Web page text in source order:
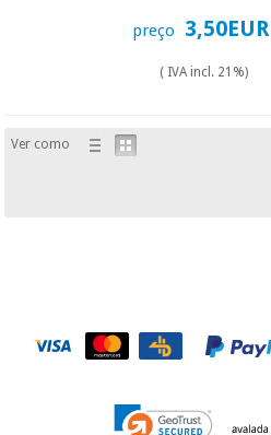
Veterinária
Veterinária
preço 3,50EUR
( IVA incl. 21%)
Ver como